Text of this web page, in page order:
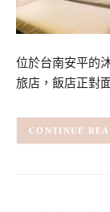
位於台南安平的
旅店，飯店正對
CONTINUE